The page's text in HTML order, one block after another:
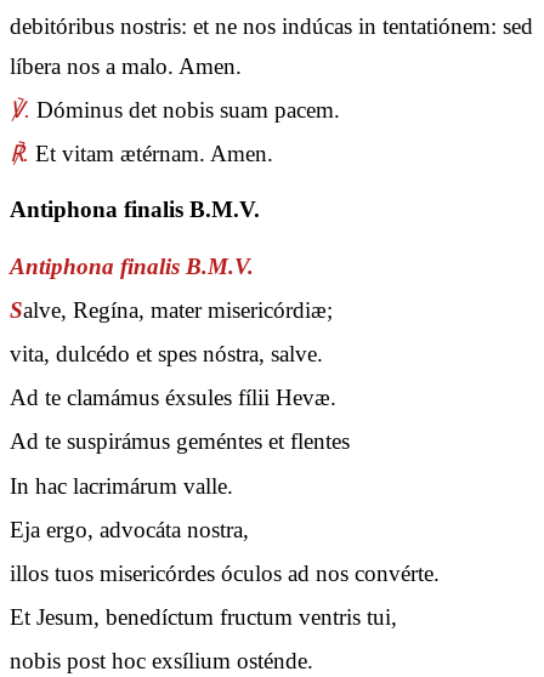
debitóribus nostris: et ne nos indúcas in tentatiónem: sed
líbera nos a malo. Amen.
℣. Dóminus det nobis suam pacem.
℟. Et vitam ætérnam. Amen.
Antiphona finalis B.M.V.
Antiphona finalis B.M.V.
Salve, Regína, mater misericórdiæ;
vita, dulcédo et spes nóstra, salve.
Ad te clamámus éxsules fílii Hevæ.
Ad te suspirámus geméntes et flentes
In hac lacrimárum valle.
Eja ergo, advocáta nostra,
illos tuos misericórdes óculos ad nos convérte.
Et Jesum, benedíctum fructum ventris tui,
nobis post hoc exsílium osténde.